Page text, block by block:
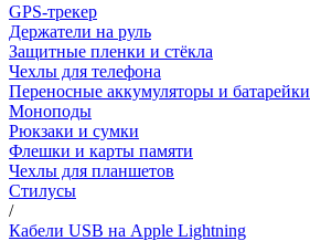
GPS-трекер
Держатели на руль
Защитные пленки и стёкла
Чехлы для телефона
Переносные аккумуляторы и батарейки
Моноподы
Рюкзаки и сумки
Флешки и карты памяти
Чехлы для планшетов
Стилусы
/
Кабели USB на Apple Lightning